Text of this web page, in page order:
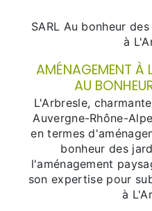
SARL Au bonheur
à
AMÉNAGEMENT À
AU
L'Arbresle,
Auvergne-Rhône-
en termes
bonheur des
l'aménagement
son expertise pour
à